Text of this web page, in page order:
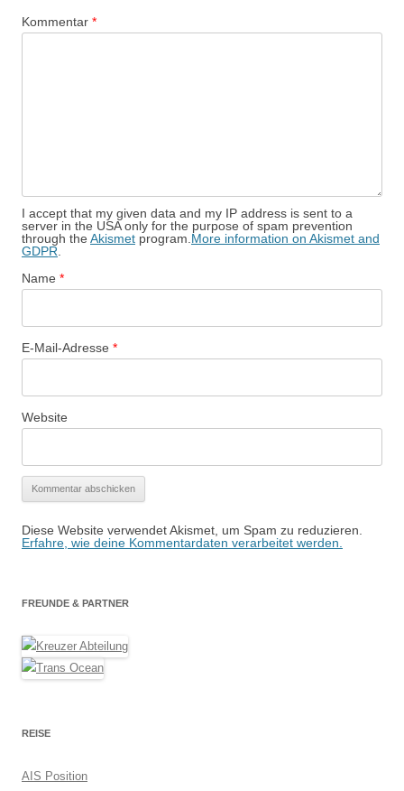
Kommentar *
I accept that my given data and my IP address is sent to a
server in the USA only for the purpose of spam prevention
through the Akismet program. More information on Akismet and
GDPR
Name *
E-Mail-Adresse *
Website
Diese Website verwendet Akismet, um Spam zu reduzieren.
Erfahre, wie deine Kommentardaten verarbeitet werden.
FREUNDE & PARTNER
REISE
AIS Position